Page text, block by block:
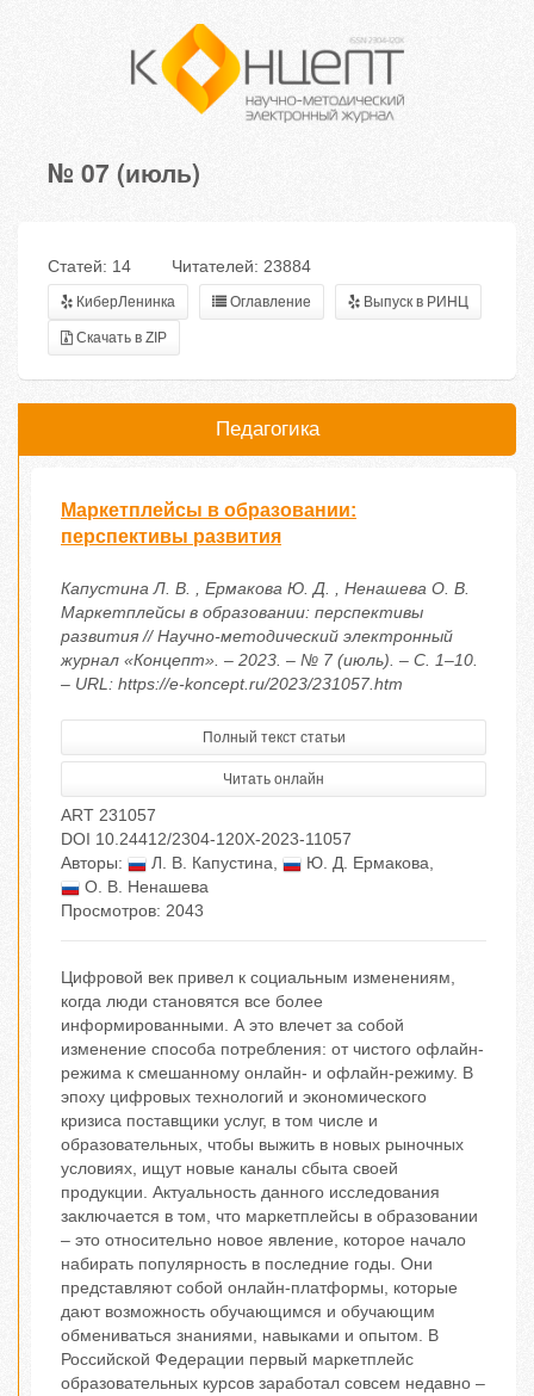
№ 07 (июль)
Статей: 14 Читателей: 23884
КиберЛенинка Оглавление Выпуск в РИНЦ
Скачать в ZIP
Педагогика
Маркетплейсы в образовании:
перспективы развития
Капустина Л. В. , Ермакова Ю. Д. , Ненашева О. В.
Маркетплейсы в образовании: перспективы
развития // Научно-методический электронный
журнал «Концепт». – 2023. – № 7 (июль). – С. 1–10.
– URL: https://e-koncept.ru/2023/231057.htm
Полный текст статьи
Читать онлайн
ART 231057
DOI 10.24412/2304-120X-2023-11057
Авторы:
Л. В. Капустина, Ю. Д. Ермакова,
О. В. Ненашева
Просмотров: 2043
Цифровой век привел к социальным изменениям,
когда люди становятся все более
информированными. А это влечет за собой
изменение способа потребления: от чистого офлайн-
режима к смешанному онлайн- и офлайн-режиму. В
эпоху цифровых технологий и экономического
кризиса поставщики услуг, в том числе и
образовательных, чтобы выжить в новых рыночных
условиях, ищут новые каналы сбыта своей
продукции. Актуальность данного исследования
заключается в том, что маркетплейсы в образовании
– это относительно новое явление, которое начало
набирать популярность в последние годы. Они
представляют собой онлайн-платформы, которые
дают возможность обучающимся и обучающим
обмениваться знаниями, навыками и опытом. В
Российской Федерации первый маркетплейс
образовательных курсов заработал совсем недавно –